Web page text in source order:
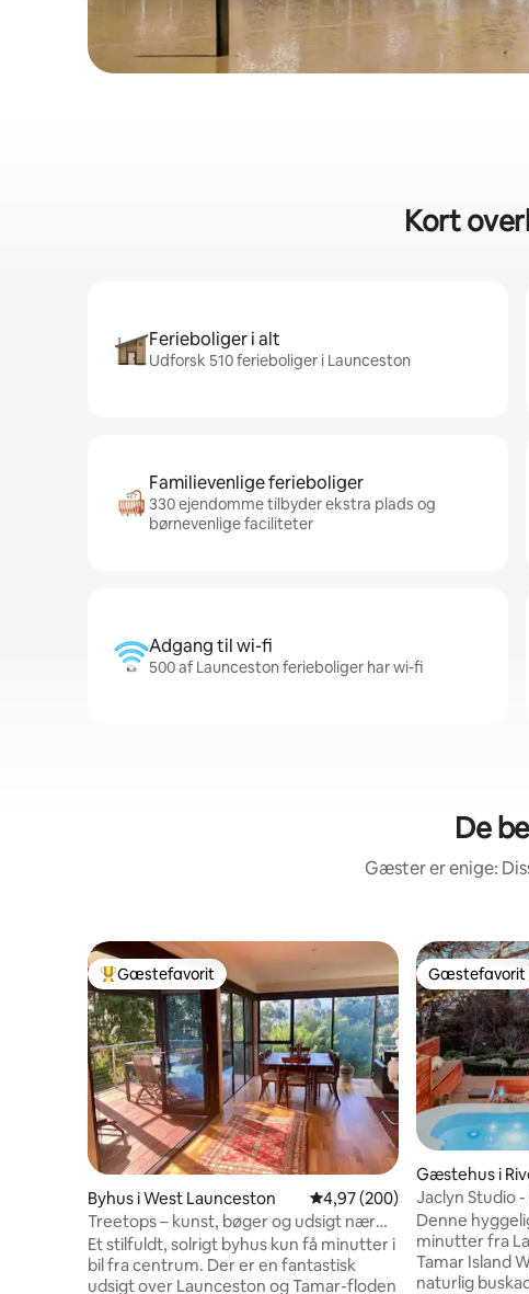
Kort
Ferieboliger i alt
Udforsk 510 ferieboliger i Launceston
Familievenlige ferieboliger
330 ejendomme tilbyder ekstra plads og
børnevenlige faciliteter
Adgang til wi-fi
500 af Launceston ferieboliger har wi-fi
De
Gæster er enige:
Bedste gæstefavorit
Gæstefavorit
Byhus i West Launceston 4,97 ud af 5 i gennemsnitlig
4,97 (200)
Treetops – kunst, bøger og udsigt nær
Cataract Gorge
Et stilfuldt, solrigt byhus kun få minutter i
bil fra centrum. Der er en fantastisk
udsigt over Launceston og Tamar-floden
Gæstefavorit
Gæstefavorit
Gæstehus i
Jaclyn Studio
med
Denne
minutter fra
Tamar Island
naturlig